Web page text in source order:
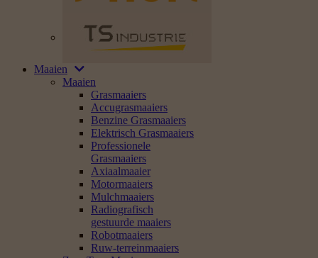
Maaien
Maaien
Grasmaaiers
Accugrasmaaiers
Benzine Grasmaaiers
Elektrisch Grasmaaiers
Professionele
Grasmaaiers
Axiaalmaaier
Motormaaiers
Mulchmaaiers
Radiografisch
gestuurde maaiers
Robotmaaiers
Ruw-terreinmaaiers